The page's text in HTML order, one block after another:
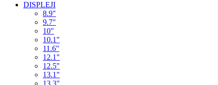
DISPLEJI
8.9"
9.7"
10"
10.1"
11.6"
12.1"
12.5"
13.1"
13.3"